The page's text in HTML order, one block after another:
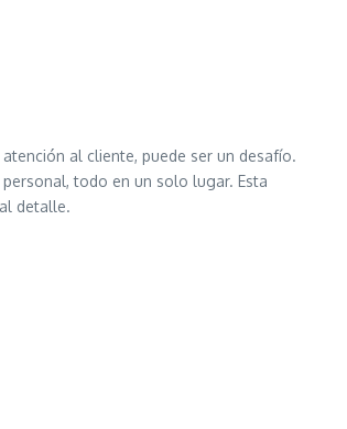
al cliente, puede ser un desafío.
todo en un solo lugar. Esta
detalle.